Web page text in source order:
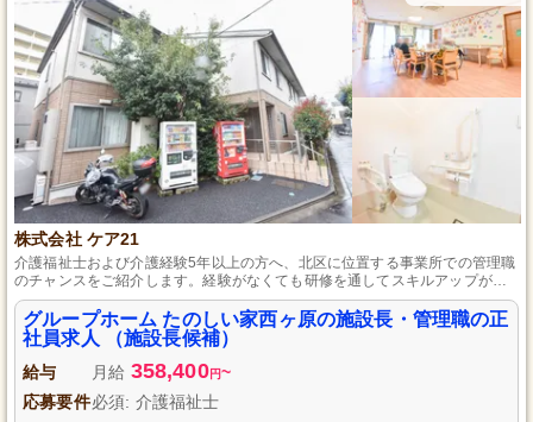
株式会社 ケア21
介護福祉士および介護経験5年以上の方へ、北区に位置する事業所での管理職
のチャンスをご紹介します。経験がなくても研修を通してスキルアップが可
能で、やりがいを感じながら働けます。協力し合うチームワークの良さとア
ットホームな雰囲気の中、利用者様の笑顔を増やしていくやりがいを実感し
ませんか。
グループホーム たのしい家西ヶ原の施設長・管理職の正
社員求人 （施設長候補）
給与 月給 358,400円~
応募要件必須: 介護福祉士